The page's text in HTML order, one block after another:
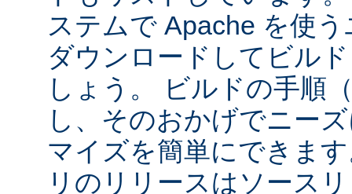
ステムで Apache を使
ダウンロードしてビル
しょう。 ビルドの手順
し、そのおかげでニー
マイズを簡単にできま
リのリリースはソース